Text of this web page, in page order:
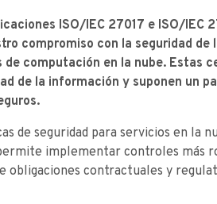
ISO/IEC 27017 e ISO/IEC
compromiso con la seguridad de
computación en la nube. Estas
de la información y suponen un
de seguridad para servicios en la
implementar controles más
contractuales y